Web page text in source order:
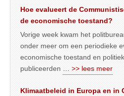
Hoe evalueert de
de economische toestand?
Vorige week kwam het
onder meer om een periodieke
economische toestand en
publiceerden
… >> lees meer
Klimaatbeleid in Europa en in